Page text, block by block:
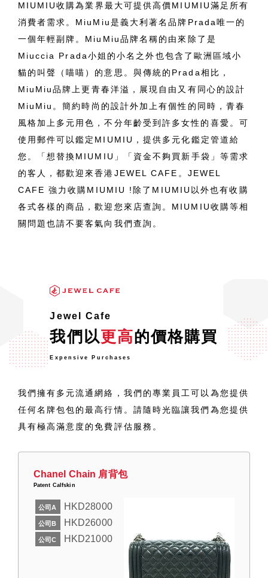
MIUMIU收購為業界最大可提供高價MIUMIU滿足所有
消費者需求。MiuMiu是義大利著名品牌Prada唯一的
一個年輕副牌。MiuMiu品牌名稱的由來除了是
Miuccia Prada小姐的小名之外也包含了歐洲區域小
貓的叫聲（喵喵）的意思。與傳統的Prada相比，
MiuMiu品牌上更青春洋溢，展現自由又有同心的設計
MiuMiu。簡約時尚的設計外加上有個性的同時，青春
風格加上多元用色，不分年齡受到許多女性的喜愛。可
使用郵件可以鑑定MIUMIU，提供多元化鑑定管道給
您。「想替換MIUMIU」「資金不夠買新手袋」等需求
的客人，都歡迎來香港JEWEL CAFE。JEWEL
CAFE 強力收購MIUMIU !除了MIUMIU以外也有收購
各式各樣的商品，歡迎您來店查詢。MIUMIU收購等相
關問題也請不要客氣向我們查詢。
Jewel Cafe
我們以更高的價格購買
Expensive Purchases
我們擁有多元流通網絡，我們的專業員工可以為您提供
任何名牌包包的最高行情。請隨時光臨讓我們為您提供
具有極高滿意度的免費評估服務。
Chanel Chain 肩背包
Patent Calfskin
公司A HKD28000
公司B HKD26000
公司C HKD21000